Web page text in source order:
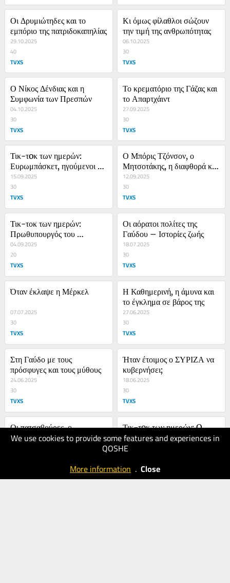
We use cookies to provide some features and experiences in
QOSHE
More information . Close
Οι Δρυμιώτηδες και το
εμπόριο της πατριδοκαπηλίας
29.10.2025
40
TVXS
Κι όμως φίλαθλοι σώζουν
την τιμή της ανθρωπότητας
06.10.2025
30
TVXS
Ο Νίκος Δένδιας και η
Συμφωνία των Πρεσπών
04.10.2025
30
TVXS
Το κρεματόριο της Γάζας και
το Απαρτχάιντ
27.09.2025
30
TVXS
Τικ-τoκ των ημερών:
Ευρωμπάσκετ, ηγούμενοι
και ο αρχιερέας Κυριάκος
15.09.2025
30
TVXS
Ο Μπόρις Τζόνσον, ο
Μητσοτάκης, η διαφθορά και
η Ουκρανία
12.09.2025
30
TVXS
Τικ-τοκ των ημερών:
Πρωθυπουργός του
κοινού Ποινικού Δικαίου
04.09.2025
20
TVXS
Οι αόρατοι πολίτες της
Γαύδου – Ιστορίες ζωής
18.07.2025
30
TVXS
Όταν έκλαψε η Μέρκελ
07.07.2025
30
TVXS
Η Καθημερινή, η άμυνα και
το έγκλημα σε βάρος της
27.06.2025
30
TVXS
Στη Γαύδο με τους
πρόσφυγες και τους μύθους
24.06.2025
30
TVXS
Ήταν έτοιμος ο ΣΥΡΙΖΑ να
κυβερνήσει;
18.06.2025
30
TVXS
Οι πατσαβούρες, ο
Guardian και το
Τικ-τoκ των ημερών: O
Πάπας και οι Πάπες της
πολιτικής
09.05.2025
TVXS